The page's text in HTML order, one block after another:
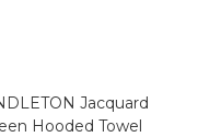
Jacquard
Hooded Towel